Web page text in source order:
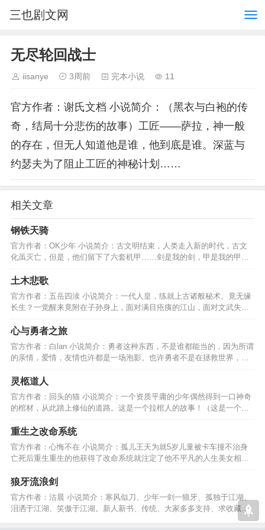
三也剧文网
无尽轮回战士
iisanye 3周前 完本小说 11
官方作者：谢氏文档 小说简介：（黑衣与白袍的传
奇，结局十分悲伤的故事）工匠——萨拉，神一般
的存在，但无人知道他是谁，他到底是谁。深蓝与
约瑟夫为了阻止工匠的神秘计划……
相关文章
钢铁天骑
官方作者：OK少年 小说简介：古文明结束，人类走入新的时代，古文
化虽灭亡，但是，他们留下了六套机甲……剑是我的剑，甲是我的甲，
翱翔吧，新时代的钢铁侠！…
土木悲歌
官方作者：五岳四渎 小说简介：一代人皇，练就上古诸般秘术。竟无缘
长生？一觉醒来竟附在子孙身上，面对满目疮痍的江山，面对文武失衡
的朝堂，他会怎么办？…
心与勇者之旅
官方作者：白lan 小说简介：勇者这种东西，不是谁都能当的，因为所谓
的亲情，爱情，友情也许都是一场泡影。也许勇者不是在拯救世界，而
是在伤害自己的心。…
灵柩道人
官方作者：回头的猫 小说简介：一个资质平庸的少年偶然得到一口神奇
的棺材，从此踏上修仙的道路。这是一个拉棺人的故事！（这是一个老
套且传统的修仙故事）…
重生之改命系统
官方作者：心悔不在 小说简介：孤儿王天为就5岁儿童被卡车撞不治身
亡死后重生重生的他获得了改命系统就注定了他不平凡的人生美女相伴
世间无敌站立在世界之巅…
狼牙流浪剑
官方作者：沽晨 小说简介：寒风似刀、少年一剑一狼牙、孤独于江湖、
泪洒于江湖、笑傲于江湖。新人新书、传统、大家多多支持、求收藏、